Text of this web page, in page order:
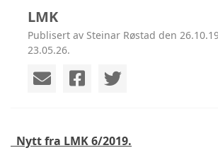
LMK
Publisert av Steinar Røstad den
23.05.26.
Nytt fra LMK 6/2019.